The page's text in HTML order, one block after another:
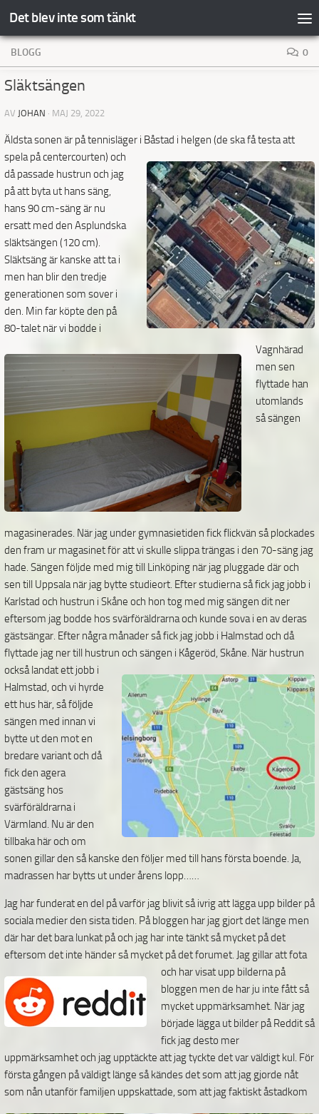
Hoppa till innehåll
Det blev inte som tänkt
BLOGG 0
Släktsängen
AV JOHAN · MAJ 29, 2022
Äldsta sonen är på tennisläger i Båstad i helgen (de ska få testa att
spela på centercourten) och
då passade hustrun och jag
på att byta ut hans säng,
hans 90 cm-säng är nu
ersatt med den Asplundska
släktsängen (120 cm).
Släktsäng är kanske att ta i
men han blir den tredje
generationen som sover i
den. Min far köpte den på
80-talet när vi bodde i
Vagnhärad
men sen
flyttade han
utomlands
så sängen
magasinerades. När jag under gymnasietiden fick flickvän så plockades
den fram ur magasinet för att vi skulle slippa trängas i den 70-säng jag
hade. Sängen följde med mig till Linköping när jag pluggade där och
sen till Uppsala när jag bytte studieort. Efter studierna så fick jag jobb i
Karlstad och hustrun i Skåne och hon tog med mig sängen dit ner
eftersom jag bodde hos svärföräldrarna och kunde sova i en av deras
gästsängar. Efter några månader så fick jag jobb i Halmstad och då
flyttade jag ner till hustrun och sängen i Kågeröd, Skåne. När hustrun
också landat ett jobb i
Halmstad, och vi hyrde
ett hus här, så följde
sängen med innan vi
bytte ut den mot en
bredare variant och då
fick den agera
gästsäng hos
svärföräldrarna i
Värmland. Nu är den
tillbaka här och om
sonen gillar den så kanske den följer med till hans första boende. Ja,
madrassen har bytts ut under årens lopp……
Jag har funderat en del på varför jag blivit så ivrig att lägga upp bilder på
sociala medier den sista tiden. På bloggen har jag gjort det länge men
där har det bara lunkat på och jag har inte tänkt så mycket på det
eftersom det inte händer så mycket på det forumet. Jag gillar att fota
och har visat upp bildernapå
bloggen men de har ju inte fått så
mycket uppmärksamhet. När jag
började lägga ut bilder på Reddit så
fick jag desto mer
uppmärksamhet och jag upptäckte att jag tyckte det var väldigt kul. För
första gången på väldigt länge så kändes det som att jag gjorde nåt
som nån utanför familjen uppskattade, som att jag faktiskt åstadkom